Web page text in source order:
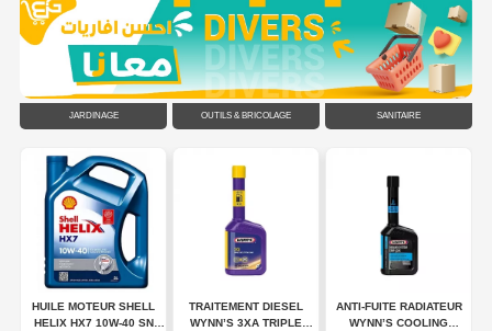
JARDINAGE OUTILS & BRICOLAGE SANITAIRE
HUILE MOTEUR SHELL
HELIX HX7 10W-40 SN
TRAITEMENT DIESEL
WYNN’S 3XA TRIPLE
ANTI-FUITE RADIATEUR
WYNN’S COOLING